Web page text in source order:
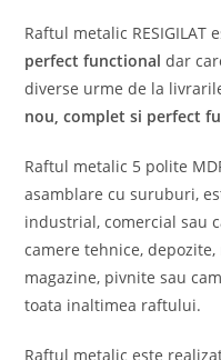
Raftul metalic
perfect functional dar
diverse urme de la
nou, complet si perfect
Raftul metalic 5 polite
asamblare cu suruburi,
industrial, comercial sau
camere tehnice,
magazine, pivnite sau
toata inaltimea raftului.
Raftul metalic este